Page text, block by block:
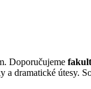
Doporučujeme
dramatické útesy.